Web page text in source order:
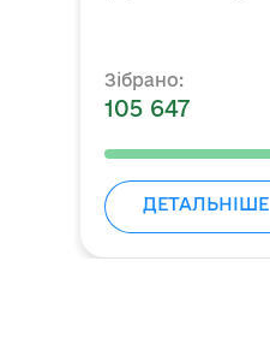
Зібрано:
105 647
ДЕТАЛЬНІШЕ